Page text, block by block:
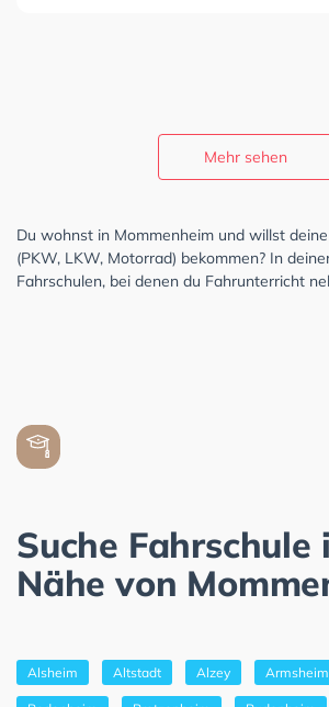
Mehr sehen
Du wohnst in Mommenheim und willst
(PKW, LKW, Motorrad) bekommen? In
Fahrschulen, bei denen du Fahrunterricht
Suche Fahrschule
Nähe von
Alsheim Altstadt Alzey Armsheim